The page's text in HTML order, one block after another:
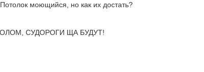
моющийся, но как их достать?
СУДОРОГИ ЩА БУДУТ!